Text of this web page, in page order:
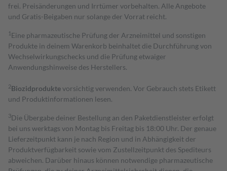
frei. Preisänderungen und Irrtümer vorbehalten. Alle Angebote
und Gratis-Beigaben nur solange der Vorrat reicht.
1 Eine pharmazeutische Prüfung der Arzneimittel und sonstigen
Produkte in deinem Warenkorb beinhaltet die Durchführung von
Wechselwirkungschecks und die Prüfung etwaiger
Anwendungshinweise des Herstellers.
2Biozidproduktevorsichtig verwenden. Vor Gebrauch stets Etikett
und Produktinformationen lesen.
3Die Übergabe deiner Bestellung an den Paketdienstleister erfolgt
bei uns werktags von Montag bis Freitag bis 18:00 Uhr. Der genaue
Lieferzeitpunkt kann je nach Region und in Abhängigkeit der
Produktverfügbarkeit sowie vom Zustellzeitpunkt des Spediteurs
abweichen. Darüber hinaus können notwendige pharmazeutische